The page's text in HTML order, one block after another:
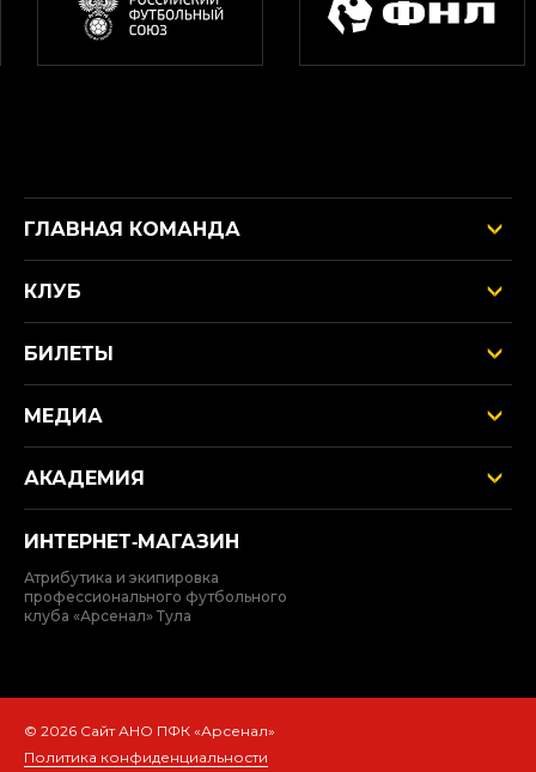
ГЛАВНАЯ КОМАНДА
КЛУБ
БИЛЕТЫ
МЕДИА
АКАДЕМИЯ
ИНТЕРНЕТ‑МАГАЗИН
Атрибутика и экипировка
профессионального футбольного
клуба «Арсенал» Тула
© 2026 Сайт АНО ПФК «Арсенал»
Политика конфиденциальности